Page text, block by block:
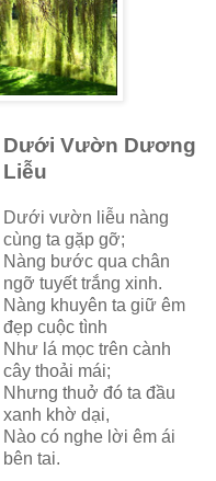
Dưới Vườn Dương
Liễu
Dưới vườn liễu nàng
cùng ta gặp gỡ;
Nàng bước qua chân
ngỡ tuyết trắng xinh.
Nàng khuyên ta giữ êm
đẹp cuộc tình
Như lá mọc trên cành
cây thoải mái;
Nhưng thuở đó ta đầu
xanh khờ dại,
Nào có nghe lời êm ái
bên tai.